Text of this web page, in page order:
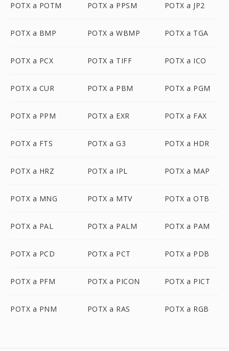
POTX a POTM POTX a PPSM POTX a JP2
POTX a BMP POTX a WBMP POTX a TGA
POTX a PCX POTX a TIFF POTX a ICO
POTX a CUR POTX a PBM POTX a PGM
POTX a PPM POTX a EXR POTX a FAX
POTX a FTS POTX a G3 POTX a HDR
POTX a HRZ POTX a IPL POTX a MAP
POTX a MNG POTX a MTV POTX a OTB
POTX a PAL POTX a PALM POTX a PAM
POTX a PCD POTX a PCT POTX a PDB
POTX a PFM POTX a PICON POTX a PICT
POTX a PNM POTX a RAS POTX a RGB